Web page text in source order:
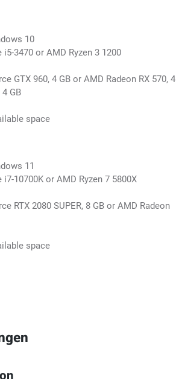
10
i5-3470 or AMD Ryzen 3 1200
GTX 960, 4 GB or AMD Radeon RX 570, 4
GB
space
11
10700K or AMD Ryzen 7 5800X
RTX 2080 SUPER, 8 GB or AMD Radeon
space